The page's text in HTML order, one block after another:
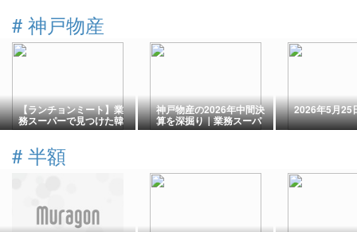
# 神戸物産
【ランチョンミート】業
務スーパーで見つけた韓
国産ランチョンミート！
い味に出会った！【缶
詰】
神戸物産の2026年中間決
算を深掘り｜業務スーパ
ーは値上げ時代になぜ強
2026年5月
# 半額